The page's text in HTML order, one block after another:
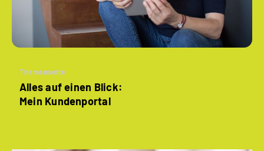
Themenseite
Alles auf einen Blick:
Mein Kundenportal